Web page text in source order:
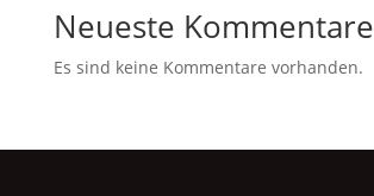
Neueste Kommentare
Es sind keine Kommentare vorhanden.